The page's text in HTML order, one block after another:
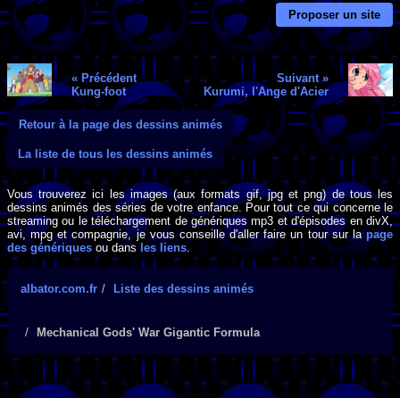
Proposer un site
« Précédent
Kung-foot
Suivant »
Kurumi, l'Ange d'Acier
Retour à la page des dessins animés
La liste de tous les dessins animés
Vous trouverez ici les images (aux formats gif, jpg et png) de tous les
dessins animés des séries de votre enfance. Pour tout ce qui concerne le
streaming ou le téléchargement de génériques mp3 et d'épisodes en divX,
avi, mpg et compagnie, je vous conseille d'aller faire un tour sur lapage
des génériques ou dansles liens.
albator.com.fr Liste des dessins animés
Mechanical Gods' War Gigantic Formula